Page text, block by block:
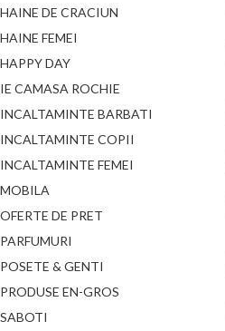
HAINE DE CRACIUN
HAINE FEMEI
HAPPY DAY
IE CAMASA ROCHIE
INCALTAMINTE BARBATI
INCALTAMINTE COPII
INCALTAMINTE FEMEI
MOBILA
OFERTE DE PRET
PARFUMURI
POSETE & GENTI
PRODUSE EN-GROS
SABOTI